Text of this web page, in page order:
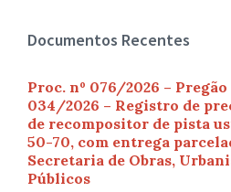
Documentos Recentes
Proc. nº 076/2026 –
034/2026 – Registro de
de recompositor de pista
50-70, com entrega
Secretaria de Obras,
Públicos